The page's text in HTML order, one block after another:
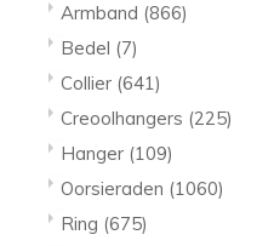
Armband (866)
Bedel (7)
Collier (641)
Creoolhangers (225)
Hanger (109)
Oorsieraden (1060)
Ring (675)